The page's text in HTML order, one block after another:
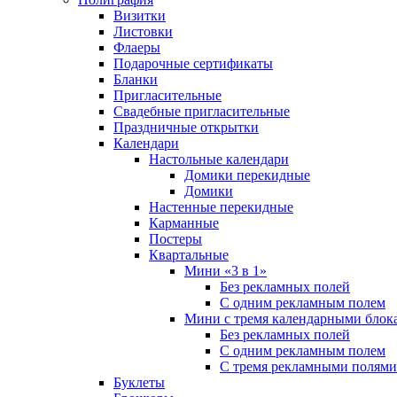
Визитки
Листовки
Флаеры
Подарочные сертификаты
Бланки
Пригласительные
Свадебные пригласительные
Праздничные открытки
Календари
Настольные календари
Домики перекидные
Домики
Настенные перекидные
Карманные
Постеры
Квартальные
Мини «3 в 1»
Без рекламных полей
С одним рекламным полем
Мини с тремя календарными
Без рекламных полей
С одним рекламным полем
С тремя рекламными полями
Буклеты